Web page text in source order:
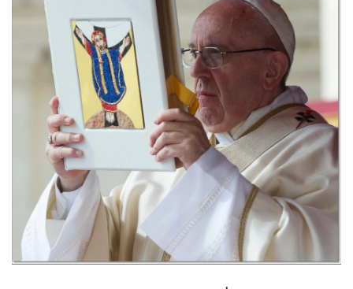
Good health & Well-being
Green Innovation & SD
Management & HR
MGR Live
Infographic
การเมือง
ท่องเที่ยว
ต่างประเทศ
Special Scoop
• เศรษฐกิจ-ธุรกิจ